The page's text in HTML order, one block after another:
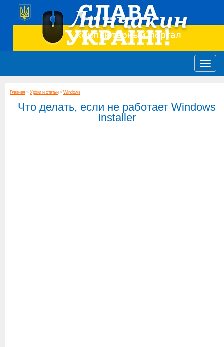
Главная» Уроки и статьи» Windows
Что делать, если не работает Windows
Installer